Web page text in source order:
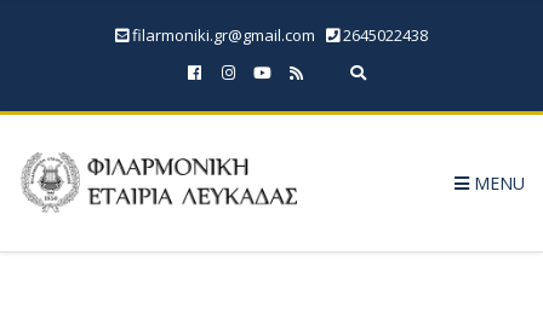
filarmoniki.gr@gmail.com
2645022438
Expand search form
MENU